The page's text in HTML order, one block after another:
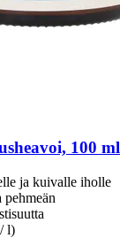
100 ml
ja kuivalle iholle
pehmeän
l)